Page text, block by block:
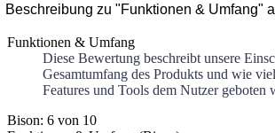
Beschreibung zu "Funktionen & Umfang"
Funktionen & Umfang
Diese Bewertung beschreibt unsere
Gesamtumfang des Produkts und wie
Features und Tools dem Nutzer geboten
Bison: 6 von 10